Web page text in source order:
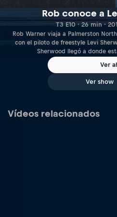
Rob conoce a
T3 E10 · 26 min ·
Rob Warner viaja a Palmerston
con el piloto de freestyle Levi
Sherwood llegó a donde
Ver
Ver show
Vídeos relacionados